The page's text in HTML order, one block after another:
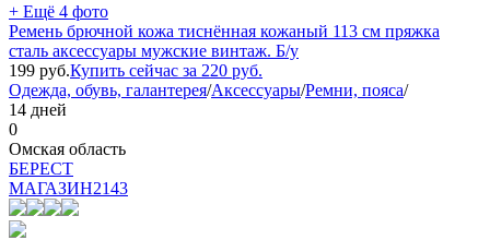
+ Ещё 4 фото
Ремень брючной кожа тиснённая кожаный 113 см пряжка
сталь аксессуары мужские винтаж. Б/у
199 руб.Купить сейчас за 220 руб.
Одежда, обувь, галантерея/Аксессуары/Ремни, пояса/
14 дней
0
Омская область
БEPECT
МАГАЗИН2143